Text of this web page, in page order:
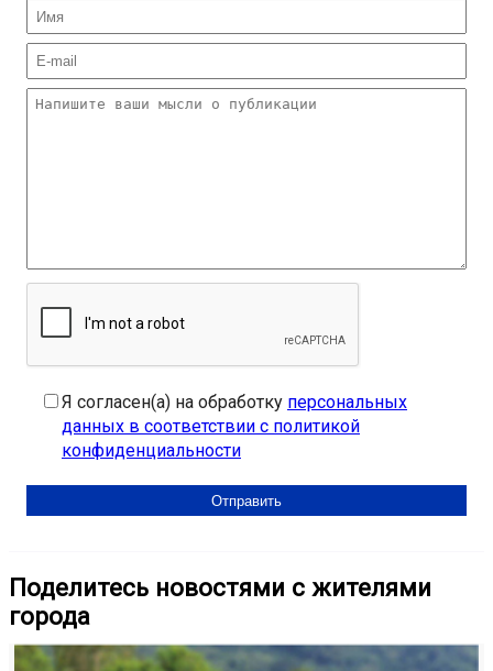
Я согласен(а) на обработку персональных
данных в соответствии с политикой
конфиденциальности
Поделитесь новостями с жителями
города